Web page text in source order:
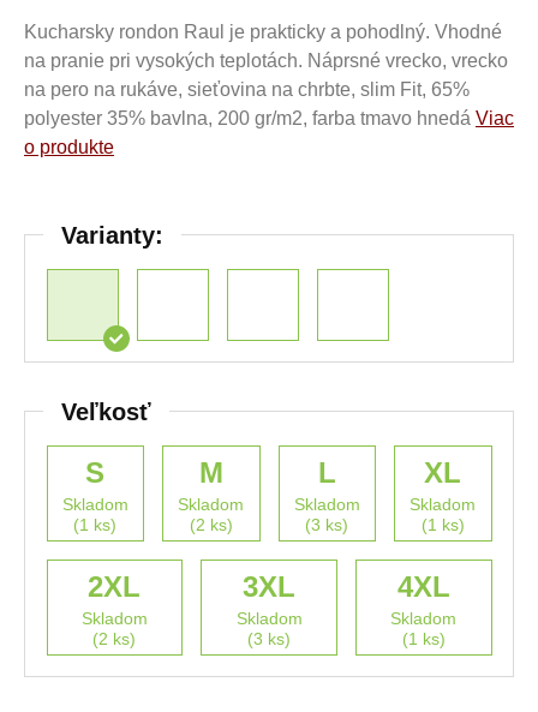
Kucharsky rondon Raul je prakticky a pohodlný. Vhodné
na pranie pri vysokých teplotách. Náprsné vrecko, vrecko
na pero na rukáve, sieťovina na chrbte, slim Fit, 65%
polyester 35% bavlna, 200 gr/m2, farba tmavo hnedá Viac
o produkte
Varianty:
Veľkosť
S
Skladom
(1 ks)
M
Skladom
(2 ks)
L
Skladom
(3 ks)
XL
Skladom
(1 ks)
2XL
Skladom
(2 ks)
3XL
Skladom
(3 ks)
4XL
Skladom
(1 ks)